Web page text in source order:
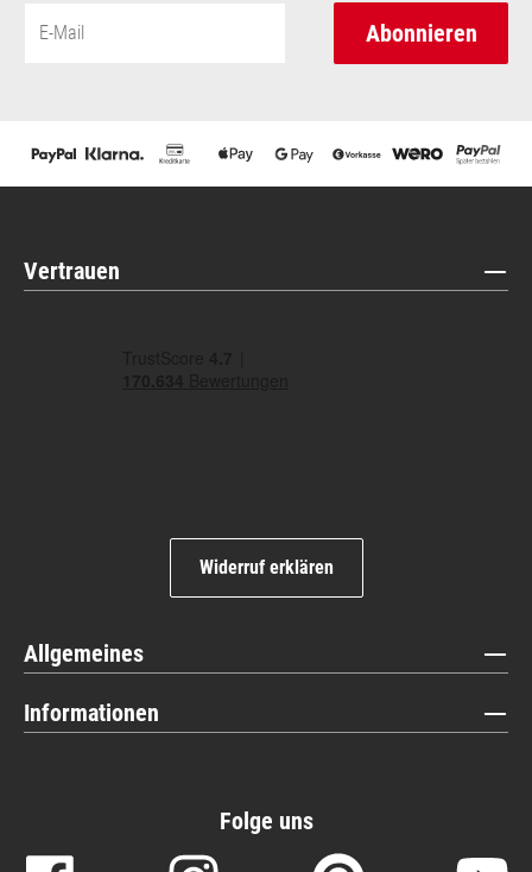
Abonnieren
Vertrauen
Widerruf erklären
Allgemeines
Informationen
Folge uns